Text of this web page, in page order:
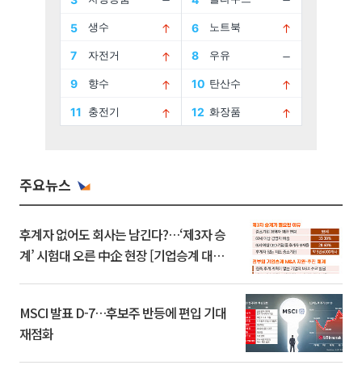
주요뉴스
후계자 없어도 회사는 남긴다?…‘제3자 승
계’ 시험대 오른 中企 현장 [기업승계 대전
MSCI 발표 D-7…후보주 반등에 편입 기대
재점화